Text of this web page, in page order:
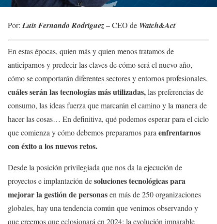
Por:Luis Fernando Rodríguez– CEO de Watch&Act
En estas épocas, quien más y quien menos tratamos de
anticiparnos y predecir las claves de cómo será el nuevo año,
cómo se comportarán diferentes sectores y entornos profesionales,
cuáles serán las tecnologías más utilizadas,las preferencias de
consumo, las ideas fuerza que marcarán el camino y la manera de
hacer las cosas… En definitiva, qué podemos esperar para el ciclo
que comienza y cómo debemos prepararnos paraenfrentarnos
con éxito a los nuevos retos.
Desde la posición privilegiada que nos da la ejecución de
proyectos e implantación desoluciones tecnológicas para
mejorar la gestión de personasen más de 250 organizaciones
globales, hay una tendencia común que venimos observando y
que creemos que eclosionará en 2024: la evolución imparable